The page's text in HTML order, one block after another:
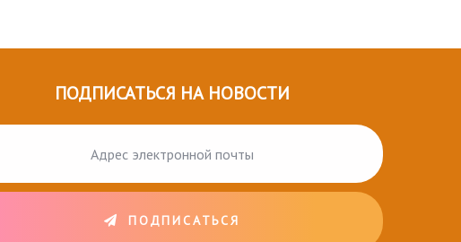
ПОДПИСАТЬСЯ НА НОВОСТИ
ПОДПИСАТЬСЯ